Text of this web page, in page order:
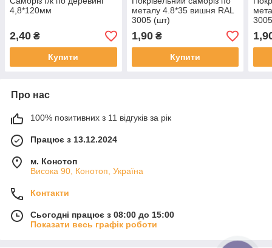
4,8*120мм
2,40 ₴
Купити
металу 4.8*35 вишня RAL
3005 (шт)
1,90₴
Купити
Про нас
100% позитивних з 11 відгуків за рік
Працює з 13.12.2024
м. Конотоп
Висока 90, Конотоп, Україна
Контакти
Сьогодні працює з 08:00 до 15:00
Показати весь графік роботи